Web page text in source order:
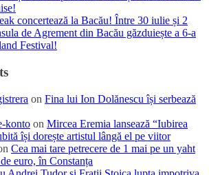
concertează la Bacău! Între 30 iulie și 2
de Agrement din Bacău găzduiește a 6-a
Festival!
on Fina lui Ion Dolănescu își serbează
konto on Mircea Eremia lansează “Iubirea
își dorește artistul lângă el pe viitor
Cea mai tare petrecere de 1 mai pe un yaht
euro, în Constanța